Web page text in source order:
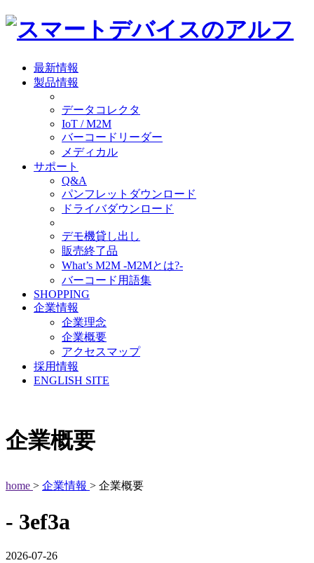
最新情報
製品情報
データコレクタ
IoT / M2M
バーコードリーダー
メディカル
サポート
Q&A
パンフレットダウンロード
ドライバダウンロード
デモ機貸し出し
販売終了品
What’s M2M -M2Mとは?-
バーコード用語集
SHOPPING
企業情報
企業理念
企業概要
アクセスマップ
採用情報
ENGLISH SITE
企業概要
home > 企業情報 > 企業概要
- 3ef3a
2026-07-26